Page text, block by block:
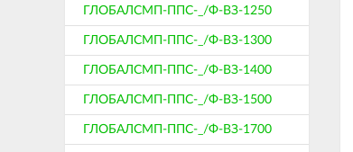
ГЛОБАЛСМП-ППС-_/Ф-ВЗ-1250
ГЛОБАЛСМП-ППС-_/Ф-ВЗ-1300
ГЛОБАЛСМП-ППС-_/Ф-ВЗ-1400
ГЛОБАЛСМП-ППС-_/Ф-ВЗ-1500
ГЛОБАЛСМП-ППС-_/Ф-ВЗ-1700